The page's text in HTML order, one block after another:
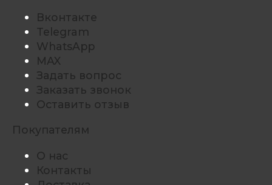
Вконтакте
Telegram
WhatsApp
MAX
Задать вопрос
Заказать звонок
Оставить отзыв
Покупателям
О нас
Контакты